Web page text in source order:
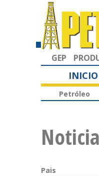
GEP
INICIO
Petróleo
Pais